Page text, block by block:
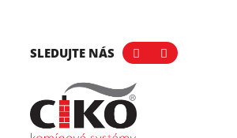
SLEDUJTE NÁS